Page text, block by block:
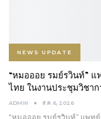
NEWS UPDATE
“หมอออย รมย์รวินท์”
ไทย ในงานประชุมวิชา
ADMIN ส.ค. 6, 2026